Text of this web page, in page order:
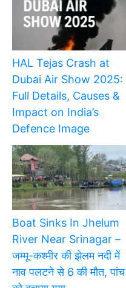
HAL Tejas Crash at
Dubai Air Show 2025:
Full Details, Causes &
Impact on India’s
Defence Image
Boat Sinks In Jhelum
River Near Srinagar –
जम्मू-कश्मीर की झेलम नदी में
नाव पलटने से 6 की मौत, पांच